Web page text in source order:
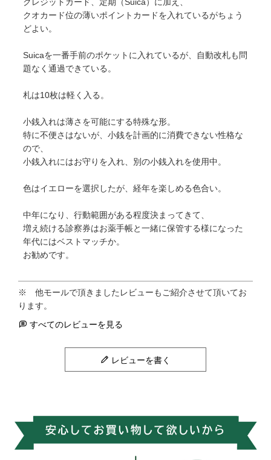
クレジットカード、定期（Suica）に加え、
クオカード位の薄いポイントカードを入れているがちょう
どよい。
Suicaを一番手前のポケットに入れているが、自動改札も問
題なく通過できている。
札は10枚は軽く入る。
小銭入れは薄さを可能にする特殊な形。
特に不便さはないが、小銭を計画的に消費できない性格な
ので、
小銭入れにはお守りを入れ、別の小銭入れを使用中。
色はイエローを選択したが、経年を楽しめる色合い。
中年になり、行動範囲がある程度決まってきて、
増え続ける診察券はお薬手帳と一緒に保管する様になった
年代にはベストマッチか。
お勧めです。
すべてのレビューを見る
レビューを書く